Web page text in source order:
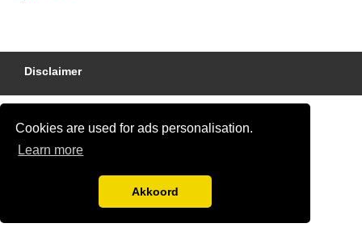
Cookies are used for ads personalisation.
Learn more
Akkoord
Disclaimer